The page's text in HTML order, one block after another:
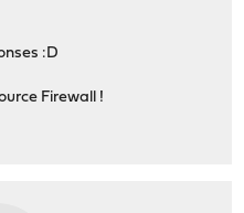
:D
Firewall !